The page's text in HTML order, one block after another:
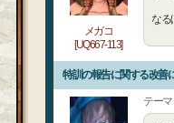
メガコ
[UQ667-113]
なる
特訓の報告に関する改善
テー